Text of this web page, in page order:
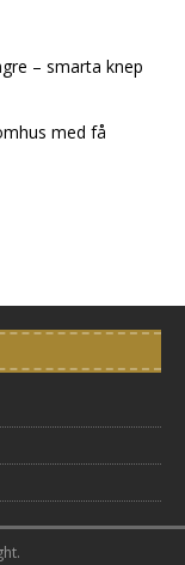
– smarta knep
med få